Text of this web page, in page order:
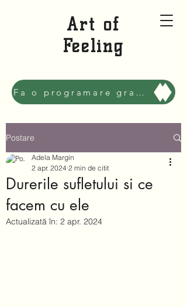
Art of
Feeling
Fa o programare gratuita sa ne cunoastem, Mai bine!
Postare
Durerile sufletului si ce
facem cu ele
Adela Margin
2 apr. 2024 2 min de citit
Actualizată în: 2 apr. 2024